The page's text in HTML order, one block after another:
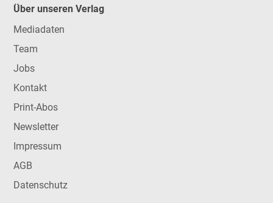
Über unseren Verlag
Mediadaten
Team
Jobs
Kontakt
Print-Abos
Newsletter
Impressum
AGB
Datenschutz